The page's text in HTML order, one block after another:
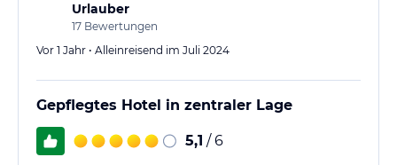
Urlauber
17 Bewertungen
Vor 1 Jahr • Alleinreisend im Juli 2024
Gepflegtes Hotel in zentraler Lage
5,1 / 6